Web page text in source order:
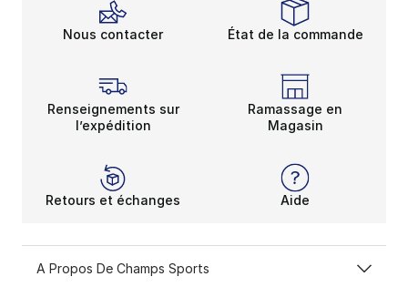
Nous contacter État de la commande
Renseignements sur
l’expédition
Ramassage en
Magasin
Retours et échanges Aide
A Propos De Champs Sports